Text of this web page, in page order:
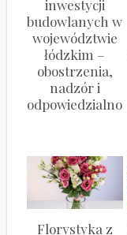
inwestycji
budowlanych w
województwie
łódzkim –
obostrzenia,
nadzór i
odpowiedzialność
Florystyka z